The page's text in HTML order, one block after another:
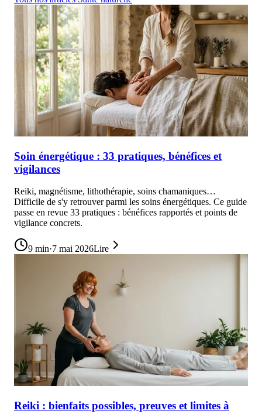
Soin énergétique : 33 pratiques, bénéfices et
vigilances
Reiki, magnétisme, lithothérapie, soins chamaniques…
Difficile de s'y retrouver parmi les soins énergétiques. Ce guide
passe en revue 33 pratiques : bénéfices rapportés et points de
vigilance concrets.
9 min·7 mai 2026Lire
Reiki : bienfaits possibles, preuves et limites à